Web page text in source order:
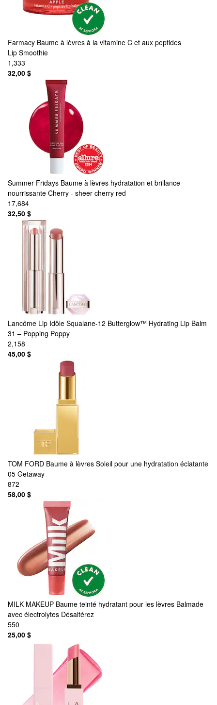
Farmacy Baume à lèvres à la vitamine C et aux peptides
Lip Smoothie
1,333
32,00 $
Summer Fridays Baume à lèvres hydratation et brillance
nourrissante Cherry - sheer cherry red
17,684
32,50 $
Lancôme Lip Idôle Squalane-12 Butterglow™ Hydrating Lip Balm
31 – Popping Poppy
2,158
45,00 $
TOM FORD Baume à lèvres Soleil pour une hydratation éclatante
05 Getaway
872
58,00 $
MILK MAKEUP Baume teinté hydratant pour les lèvres Balmade
avec électrolytes Désaltérez
550
25,00 $